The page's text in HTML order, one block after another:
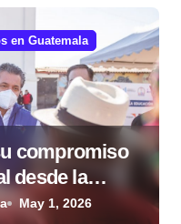
en Guatemala
compromiso
desde la
Estrada
May 1, 2026